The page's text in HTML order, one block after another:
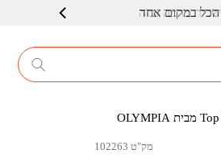
שרות ברמה גבוה
מק"ט 102263